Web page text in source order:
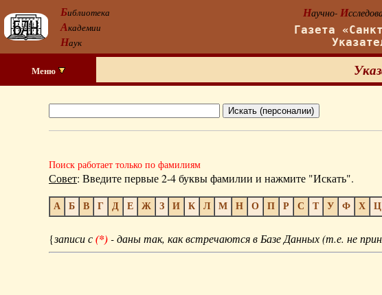
Библиотека
Академии
Наук
Научно- И
Газета
Меню
Поиск работает только по фамилиям
Совет: Введите первые 2-4 буквы фамилии и нажмите "Искать".
А Б В Г Д Е Ж З И К Л М Н О П Р С Т У Ф Х Ц
{записи с(*)- даны так, как встречаются в Базе Данных (т.е. не